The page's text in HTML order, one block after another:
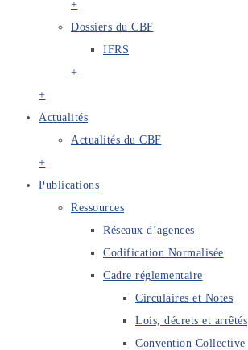
+
Dossiers du CBF
IFRS
+
+
Actualités
Actualités du CBF
+
Publications
Ressources
Réseaux d’agences
Codification Normalisée
Cadre réglementaire
Circulaires et Notes
Lois, décrets et arrêtés
Convention Collective